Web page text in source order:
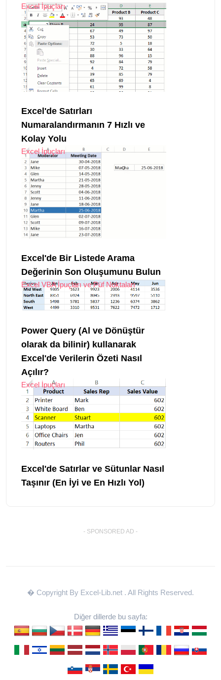
Excel İpuçları
Excel'de Satırları
Numaralandırmanın 7 Hızlı ve
Kolay Yolu
Excel İpuçları
Excel'de Bir Listede Arama
Değerinin Son Oluşumunu Bulun
Excel VBA İpuçları ve Püf Noktaları
Power Query (Al ve Dönüştür
olarak da bilinir) kullanarak
Excel'de Verilerin Özeti Nasıl
Açılır?
Excel İpuçları
Excel'de Satırlar ve Sütunlar Nasıl
Taşınır (En İyi ve En Hızlı Yol)
- SPONSORED AD -
� Copyright By Excel-Lib.net . All Rights Reserved.
Diğer dillerde bu sayfa: